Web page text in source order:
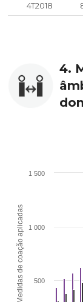
4T2018
4.
Medidas de coação aplicadas 500
1 000
1 500